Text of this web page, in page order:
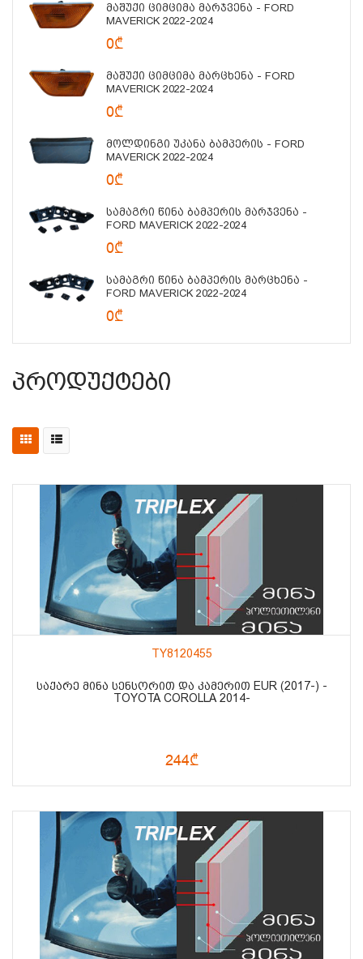
Მაშუქი Ციმციმა Მარჯვენა - FORD
MAVERICK 2022-2024
0₾
Მაშუქი Ციმციმა Მარცხენა - FORD
MAVERICK 2022-2024
0₾
Მოლდინგი Უკანა Ბამპერის - FORD
MAVERICK 2022-2024
0₾
Სამაგრი Წინა Ბამპერის Მარჯვენა -
FORD MAVERICK 2022-2024
0₾
Სამაგრი Წინა Ბამპერის Მარცხენა -
FORD MAVERICK 2022-2024
0₾
Პროდუქტები
TY8120455
ᲡᲐᲥᲐᲠᲔ ᲛᲘᲜᲐ ᲡᲔᲜᲡᲝᲠᲘᲗ ᲓᲐ ᲙᲐᲛᲔᲠᲘᲗ EUR (2017-) -
TOYOTA COROLLA 2014-
244₾